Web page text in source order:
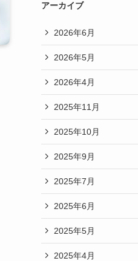
アーカイブ
2026年6月
2026年5月
2026年4月
2025年11月
2025年10月
2025年9月
2025年7月
2025年6月
2025年5月
2025年4月